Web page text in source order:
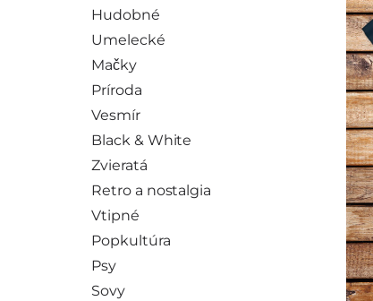
Hudobné
Umelecké
Mačky
Príroda
Vesmír
Black & White
Zvieratá
Retro a nostalgia
Vtipné
Popkultúra
Psy
Sovy